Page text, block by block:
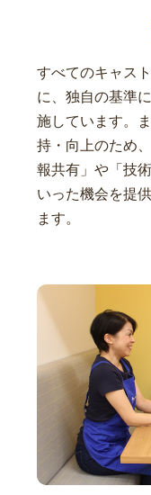
すべてのキャス
に、独自の基準
施しています。
持・向上のため
報共有」や「技
いった機会を提
ます。